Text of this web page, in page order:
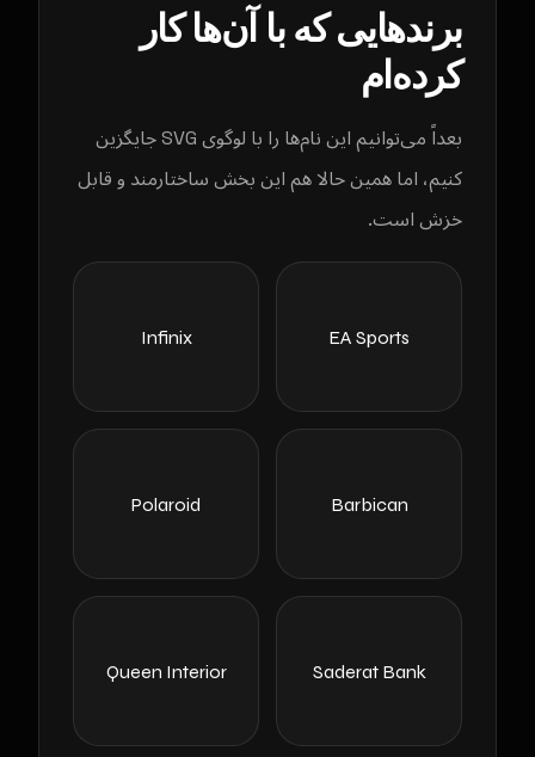
برندهایی که با آن‌ها کار
کرده‌ام
بعداً می‌توانیم این نام‌ها را با لوگوی SVG جایگزین
کنیم، اما همین حالا هم این بخش ساختارمند و قابل
خزش است.
EA Sports
Infinix
Barbican
Polaroid
Saderat Bank
Queen Interior